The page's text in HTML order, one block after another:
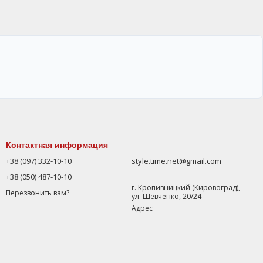
Контактная информация
+38 (097) 332-10-10
+38 (050) 487-10-10
Перезвонить вам?
style.time.net@gmail.com
г. Кропивницкий (Кировоград),
ул. Шевченко, 20/24
Адрес